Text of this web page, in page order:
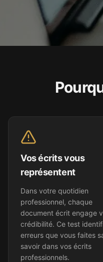
Vos écrits vous
représentent
Dans votre quotidien
professionnel, chaque
document écrit engage
crédibilité. Ce test
erreurs que vous faites
savoir dans vos écrits
professionnels.